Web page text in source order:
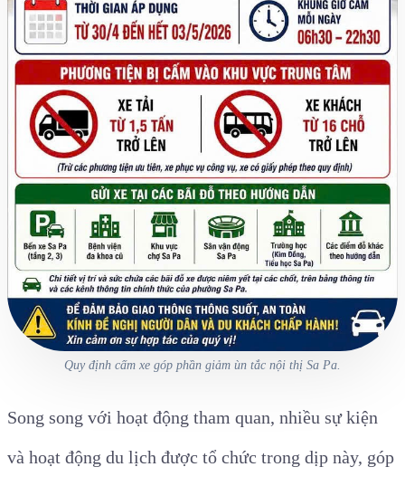
Quy định cấm xe góp phần giảm ùn tắc nội thị Sa Pa.
Song song với hoạt động tham quan, nhiều sự kiện
và hoạt động du lịch được tổ chức trong dịp này, góp